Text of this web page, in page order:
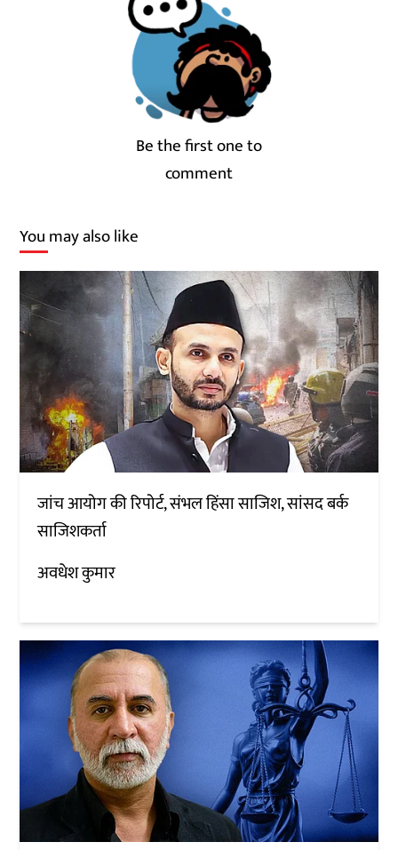
Be the first one to
comment
You may also like
जांच आयोग की रिपोर्ट, संभल हिंसा साजिश, सांसद बर्क
साजिशकर्ता
अवधेश कुमार